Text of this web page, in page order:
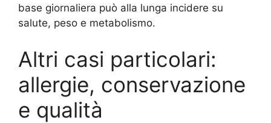
base giornaliera può alla lunga incidere su
salute, peso e metabolismo.
Altri casi particolari:
allergie, conservazione
e qualità